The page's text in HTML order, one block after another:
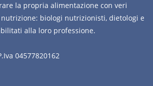
la propria alimentazione con veri
biologi nutrizionisti, dietologi e
alla loro professione.
04577820162